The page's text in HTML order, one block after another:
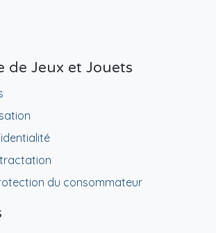
de Jeux et Jouets
du consommateur